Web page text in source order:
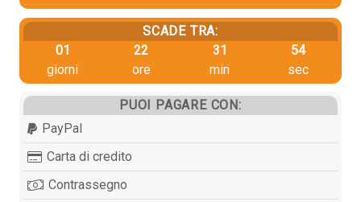
SCADE TRA:
01
giorni
22
ore
31
min
53
sec
PUOI PAGARE CON:
PayPal
Carta di credito
Contrassegno